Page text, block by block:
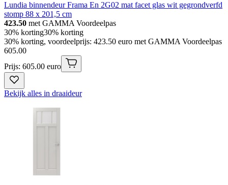
Lundia binnendeur Frama En 2G02 mat facet glas wit gegrondverfd
stomp 88 x 201,5 cm
423.50 met GAMMA Voordeelpas
30% korting30% korting
30% korting, voordeelprijs: 423.50 euro met GAMMA Voordeelpas
605.00
Prijs: 605.00 euro
Bekijk alles in draaideur